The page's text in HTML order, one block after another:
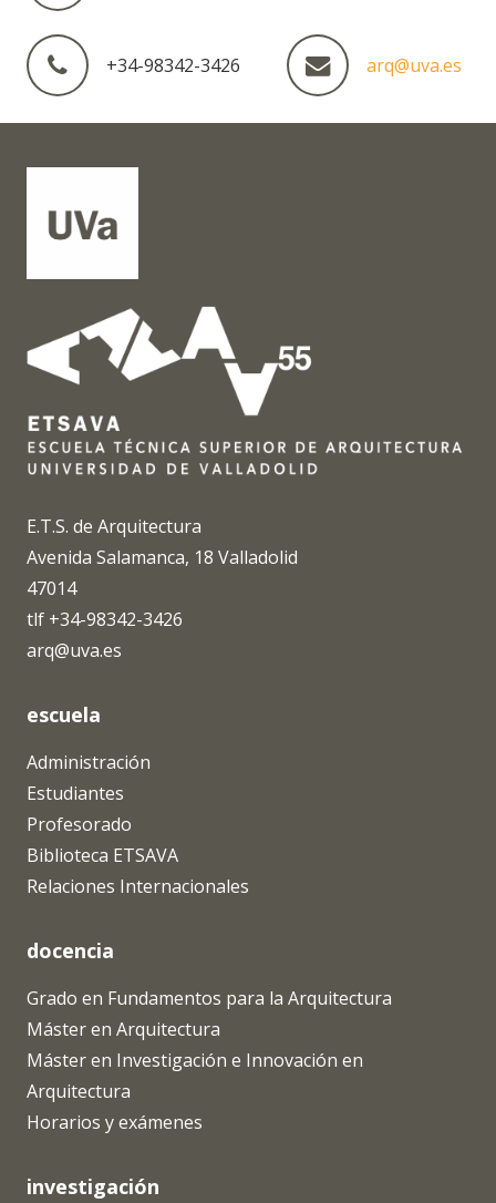
+34-98342-3426 arq@uva.es
E.T.S. de Arquitectura
Avenida Salamanca, 18 Valladolid
47014
tlf +34-98342-3426
arq@uva.es
escuela
Administración
Estudiantes
Profesorado
Biblioteca ETSAVA
Relaciones Internacionales
docencia
Grado en Fundamentos para la Arquitectura
Máster en Arquitectura
Máster en Investigación e Innovación en
Arquitectura
Horarios y exámenes
investigación